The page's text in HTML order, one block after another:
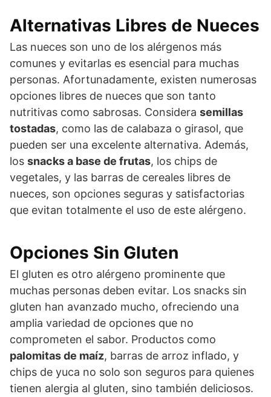
Alternativas Libres de Nueces
Las nueces son uno de los alérgenos más
comunes y evitarlas es esencial para muchas
personas. Afortunadamente, existen numerosas
opciones libres de nueces que son tanto
nutritivas como sabrosas. Considera semillas
tostadas, como las de calabaza o girasol, que
pueden ser una excelente alternativa. Además,
los snacks a base de frutas, los chips de
vegetales, y las barras de cereales libres de
nueces, son opciones seguras y satisfactorias
que evitan totalmente el uso de este alérgeno.
Opciones Sin Gluten
El gluten es otro alérgeno prominente que
muchas personas deben evitar. Los snacks sin
gluten han avanzado mucho, ofreciendo una
amplia variedad de opciones que no
comprometen el sabor. Productos como
palomitas de maíz, barras de arroz inflado, y
chips de yuca no solo son seguros para quienes
tienen alergia al gluten, sino también deliciosos.